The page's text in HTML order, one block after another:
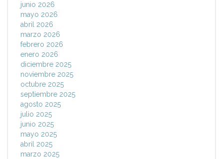
junio 2026
mayo 2026
abril 2026
marzo 2026
febrero 2026
enero 2026
diciembre 2025
noviembre 2025
octubre 2025
septiembre 2025
agosto 2025
julio 2025
junio 2025
mayo 2025
abril 2025
marzo 2025